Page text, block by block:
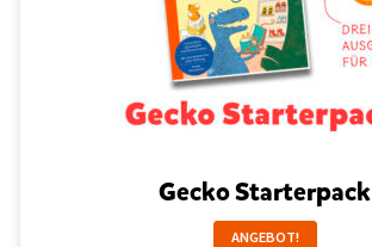
Gecko Starterpack
ANGEBOT!